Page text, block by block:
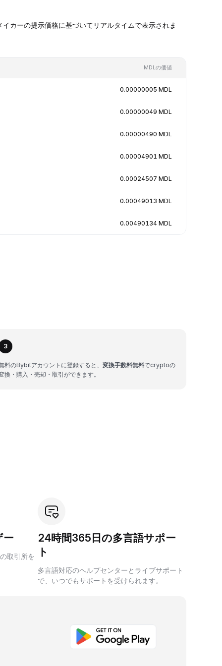
カーの提示価格に基づいてリアルタイムで表示されま
MDLの価値
0.00000005 MDL
0.00000049 MDL
0.00000490 MDL
0.00004901 MDL
0.00024507 MDL
0.00049013 MDL
0.00490134 MDL
3
料のBybitアカウントに登録すると、 変換手数料無料でcryptoの
換・購入・売却・取引ができます。
ー
取引所を
24時間365日の多言語サポー
ト
多言語対応のヘルプセンターとライブサポート
で、いつでもサポートを受けられます。